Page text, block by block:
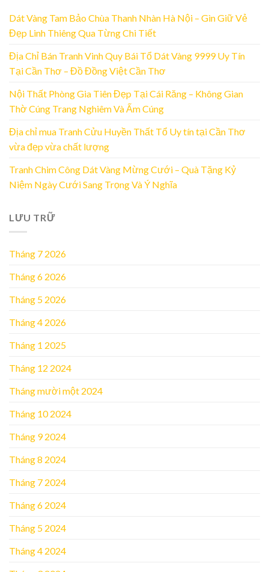
Dát Vàng Tam Bảo Chùa Thanh Nhàn Hà Nội – Gìn Giữ Vẻ
Đẹp Linh Thiêng Qua Từng Chi Tiết
Địa Chỉ Bán Tranh Vinh Quy Bái Tổ Dát Vàng 9999 Uy Tín
Tại Cần Thơ – Đồ Đồng Việt Cần Thơ
Nội Thất Phòng Gia Tiên Đẹp Tại Cái Răng – Không Gian
Thờ Cúng Trang Nghiêm Và Ấm Cúng
Địa chỉ mua Tranh Cửu Huyền Thất Tổ Uy tín tại Cần Thơ
vừa đẹp vừa chất lượng
Tranh Chim Công Dát Vàng Mừng Cưới – Quà Tặng Kỷ
Niệm Ngày Cưới Sang Trọng Và Ý Nghĩa
LƯU TRỮ
Tháng 7 2026
Tháng 6 2026
Tháng 5 2026
Tháng 4 2026
Tháng 1 2025
Tháng 12 2024
Tháng mười một 2024
Tháng 10 2024
Tháng 9 2024
Tháng 8 2024
Tháng 7 2024
Tháng 6 2024
Tháng 5 2024
Tháng 4 2024